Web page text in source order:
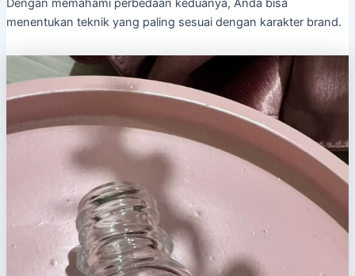
Dengan memahami perbedaan keduanya, Anda bisa
menentukan teknik yang paling sesuai dengan karakter brand.